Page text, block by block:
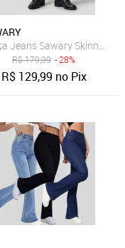
Marinho
Jeans Sawary Skinny
R$179,99 - 28%
R$ 129,99 no Pix